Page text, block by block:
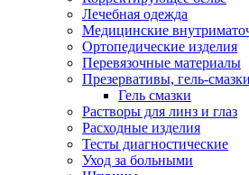
Лечебная одежда
Медицинские
Ортопедические изделия
Перевязочные материалы
Презервативы, гель-смазки
Гель смазки
Растворы для линз и глаз
Расходные изделия
Тесты диагностические
Уход за больными